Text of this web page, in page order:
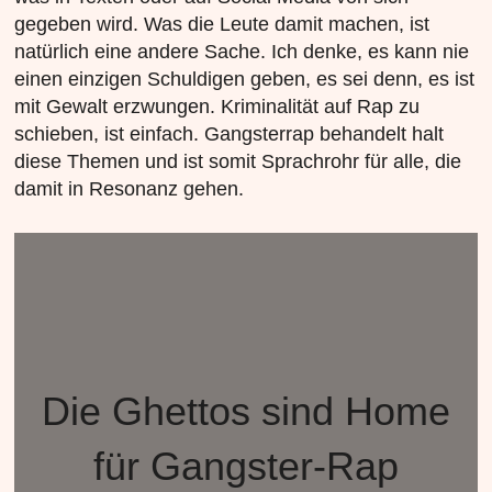
gegeben wird. Was die Leute damit machen, ist
natürlich eine andere Sache. Ich denke, es kann nie
einen einzigen Schuldigen geben, es sei denn, es ist
mit Gewalt erzwungen. Kriminalität auf Rap zu
schieben, ist einfach. Gangsterrap behandelt halt
diese Themen und ist somit Sprachrohr für alle, die
damit in Resonanz gehen.
Die Ghettos sind Home
für Gangster-Rap